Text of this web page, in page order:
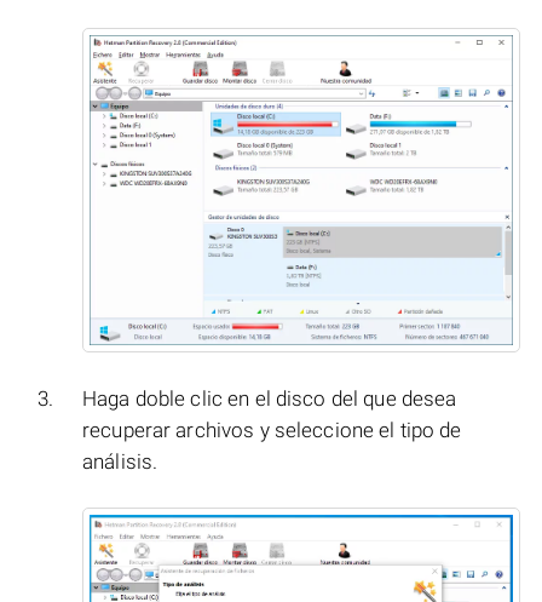
Haga doble clic en el disco del que desea
recuperar archivos y seleccione el tipo de
análisis.